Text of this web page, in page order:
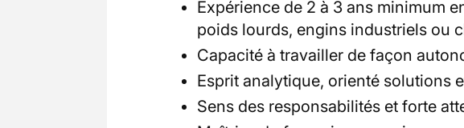
Expérience de 2 à 3 ans minimum
poids lourds, engins industriels ou
Capacité à travailler de façon
Esprit analytique, orienté solutions
Sens des responsabilités et forte